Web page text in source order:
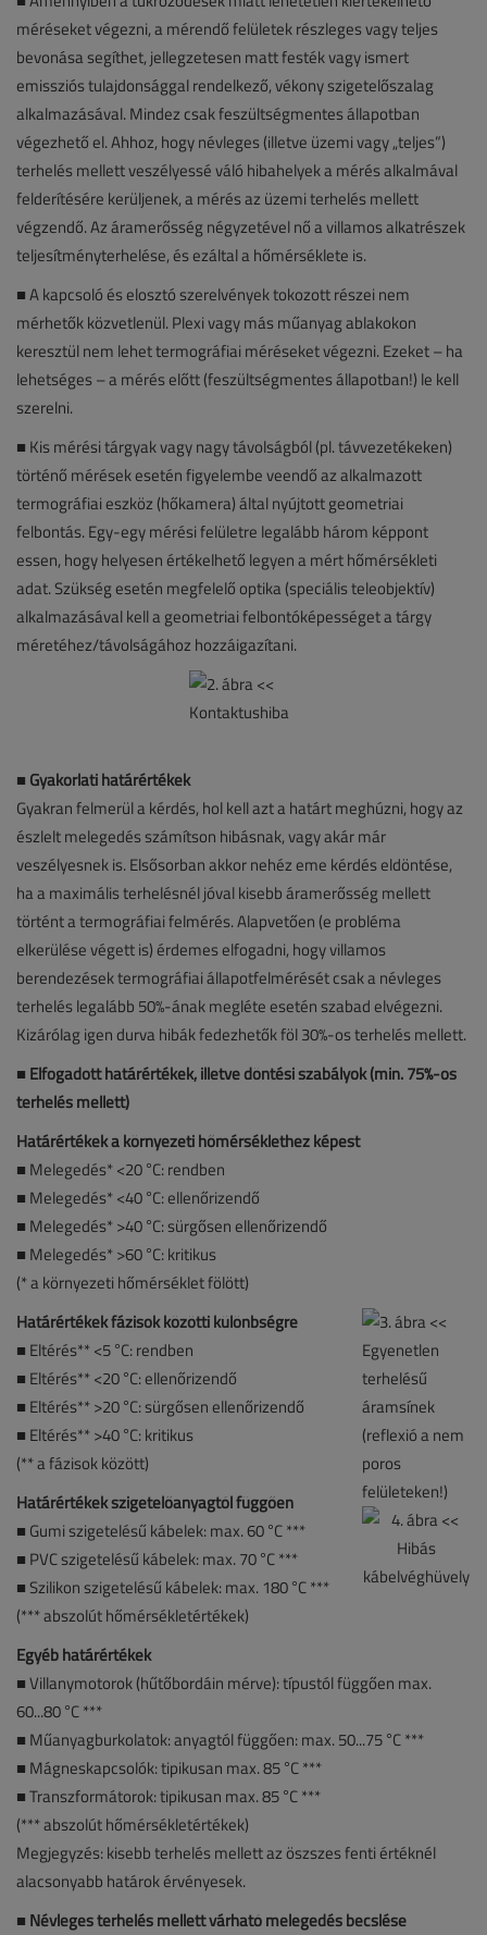
méréseket végezni, a mérendő felületek részleges vagy teljes
bevonása segíthet, jellegzetesen matt festék vagy ismert
emissziós tulajdonsággal rendelkező, vékony szigetelőszalag
alkalmazásával. Mindez csak feszültségmentes állapotban
végezhető el. Ahhoz, hogy névleges (illetve üzemi vagy „teljes”)
terhelés mellett veszélyessé váló hibahelyek a mérés alkalmával
felderítésére kerüljenek, a mérés az üzemi terhelés mellett
végzendő. Az áramerősség négyzetével nő a villamos alkatrészek
teljesítményterhelése, és ezáltal a hőmérséklete is.
■ A kapcsoló és elosztó szerelvények tokozott részei nem
mérhetők közvetlenül. Plexi vagy más műanyag ablakokon
keresztül nem lehet termográfiai méréseket végezni. Ezeket – ha
lehetséges – a mérés előtt (feszültségmentes állapotban!) le kell
szerelni.
■ Kis mérési tárgyak vagy nagy távolságból (pl. távvezetékeken)
történő mérések esetén figyelembe veendő az alkalmazott
termográfiai eszköz (hőkamera) által nyújtott geometriai
felbontás. Egy-egy mérési felületre legalább három képpont
essen, hogy helyesen értékelhető legyen a mért hőmérsékleti
adat. Szükség esetén megfelelő optika (speciális teleobjektív)
alkalmazásával kell a geometriai felbontóképességet a tárgy
méretéhez/távolságához hozzáigazítani.
■ Gyakorlati határértékek
Gyakran felmerül a kérdés, hol kell azt a határt meghúzni, hogy az
észlelt melegedés számítson hibásnak, vagy akár már
veszélyesnek is. Elsősorban akkor nehéz eme kérdés eldöntése,
ha a maximális terhelésnél jóval kisebb áramerősség mellett
történt a termográfiai felmérés. Alapvetően (e probléma
elkerülése végett is) érdemes elfogadni, hogy villamos
berendezések termográfiai állapotfelmérését csak a névleges
terhelés legalább 50%-ának megléte esetén szabad elvégezni.
Kizárólag igen durva hibák fedezhetők föl 30%-os terhelés mellett.
■ Elfogadott határértékek, illetve döntési szabályok (min. 75%-os
terhelés mellett)
Határértékek a környezeti hőmérséklethez képest
■ Melegedés* <20 °C: rendben
■ Melegedés* <40 °C: ellenőrizendő
■ Melegedés* >40 °C: sürgősen ellenőrizendő
■ Melegedés* >60 °C: kritikus
(* a környezeti hőmérséklet fölött)
Határértékek fázisok közötti különbségre
■ Eltérés** <5 °C: rendben
■ Eltérés** <20 °C: ellenőrizendő
■ Eltérés** >20 °C: sürgősen ellenőrizendő
■ Eltérés** >40 °C: kritikus
(** a fázisok között)
Határértékek szigetelőanyagtól függően
■ Gumi szigetelésű kábelek: max. 60 °C ***
■ PVC szigetelésű kábelek: max. 70 °C ***
■ Szilikon szigetelésű kábelek: max. 180 °C ***
(*** abszolút hőmérsékletértékek)
Egyéb határértékek
■Villanymotorok (hűtőbordáin mérve): típustól függően max.
60...80 °C ***
■ Műanyagburkolatok: anyagtól függően: max. 50...75 °C ***
■ Mágneskapcsolók: tipikusan max. 85 °C ***
■ Transzformátorok: tipikusan max. 85 °C ***
(*** abszolút hőmérsékletértékek)
Megjegyzés: kisebb terhelés mellett az öszszes fenti értéknél
alacsonyabb határok érvényesek.
■ Névleges terhelés mellett várható melegedés becslése